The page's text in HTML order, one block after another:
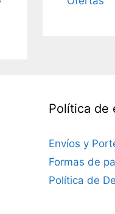
Política de
Envíos y
Formas de
Política de